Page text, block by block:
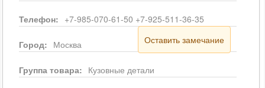
Телефон: +7-985-070-61-50 +7-925-511-36-35
Оставить замечание
Город: Москва
Группа товара: Кузовные детали